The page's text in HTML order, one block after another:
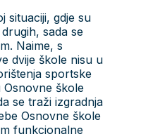
situaciji, gdje su
sada se
Naime, s
dvije škole nisu u
sportske
škole
se traži izgradnja
Osnovne škole
funkcionalne